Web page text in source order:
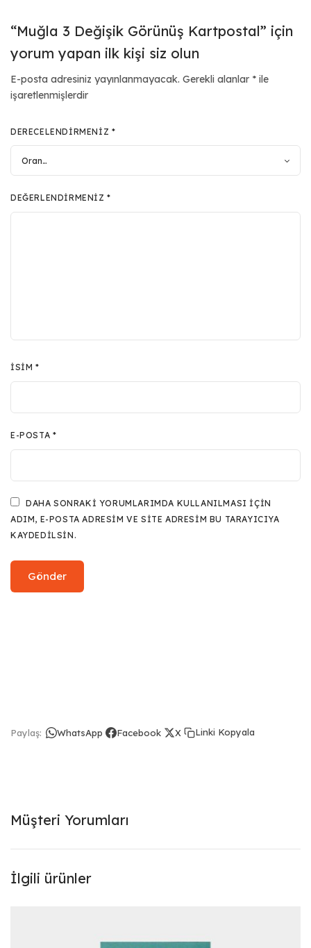
“Muğla 3 Değişik Görünüş Kartpostal” için
yorum yapan ilk kişi siz olun
E-posta adresiniz yayınlanmayacak. Gerekli alanlar * ile
işaretlenmişlerdir
DERECELENDIRMENIZ *
DEĞERLENDIRMENIZ*
İSIM*
E-POSTA *
DAHA SONRAKI YORUMLARIMDA KULLANILMASI IÇIN
ADIM, E-POSTA ADRESIM VE SITE ADRESIM BU TARAYICIYA
KAYDEDILSIN.
Paylaş: WhatsApp Facebook X Linki Kopyala
Müşteri Yorumları
İlgili ürünler